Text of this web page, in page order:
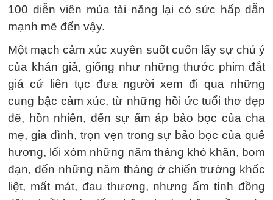
100 diễn viên múa tài năng lại có sức hấp dẫn
mạnh mẽ đến vậy.
Một mạch cảm xúc xuyên suốt cuốn lấy sự chú ý
của khán giả, giống như những thước phim đắt
giá cứ liên tục đưa người xem đi qua những
cung bậc cảm xúc, từ những hồi ức tuổi thơ đẹp
đẽ, hồn nhiên, đến sự ấm áp bảo bọc của cha
mẹ, gia đình, trọn vẹn trong sự bảo bọc của quê
hương, lối xóm những năm tháng khó khăn, bom
đạn, đến những năm tháng ở chiến trường khốc
liệt, mất mát, đau thương, nhưng ấm tình đồng